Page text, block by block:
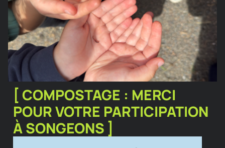
[ COMPOSTAGE : MERCI
POUR VOTRE PARTICIPATION
À SONGEONS ]